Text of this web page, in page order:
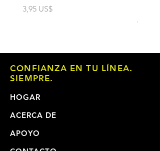
Precio
3,95 US$
Precio
6,95
CONFIANZA EN TU LÍNEA.
SIEMPRE.
HOGAR
ACERCA DE
APOYO